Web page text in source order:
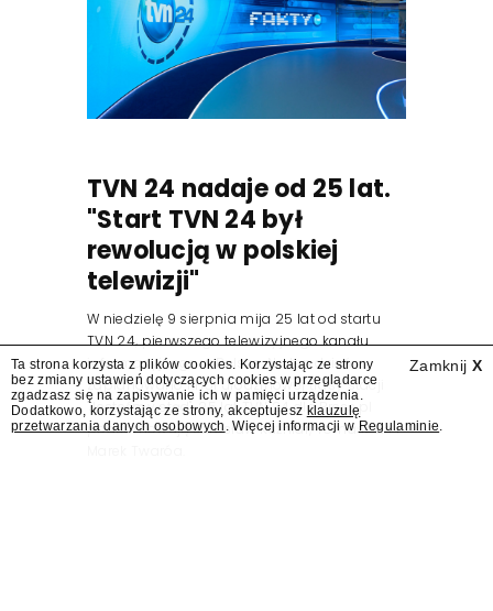
TVN 24 nadaje od 25 lat.
"Start TVN 24 był
rewolucją w polskiej
telewizji"
W niedzielę 9 sierpnia mija 25 lat od startu
TVN 24, pierwszego telewizyjnego kanału
informacyjnego w Polsce. Na ten dzień
zaplanowano finał urodzinowej trasy stacji
"Jesteśmy stąd". 25 lat TVN 24 dla Press.pl
podsumowują Jarosław Kuźniar, Tomasz Lis i
Zamknij X
Ta strona korzysta z plików cookies. Korzystając ze strony
bez zmiany ustawień dotyczących cookies w przeglądarce
zgadzasz się na zapisywanie ich w pamięci urządzenia.
Dodatkowo, korzystając ze strony, akceptujesz klauzulę
przetwarzania danych osobowych . Więcej informacji w Regulaminie.